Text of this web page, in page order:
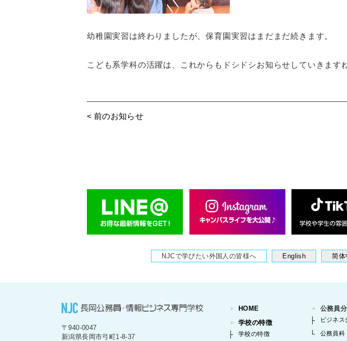
幼稚園実習は終わりましたが、保育園実習はまだまだ続きます。
こども系学科の活躍は、これからもドシドシお知らせしていきます
< 前のお知らせ
NJCで学びたい外国人の皆様へ English 简体
〒940-0047
新潟県長岡市弓町1-8-37
HOME
学校の特徴
学校の特徴
公務員
ビジネス
公務員科